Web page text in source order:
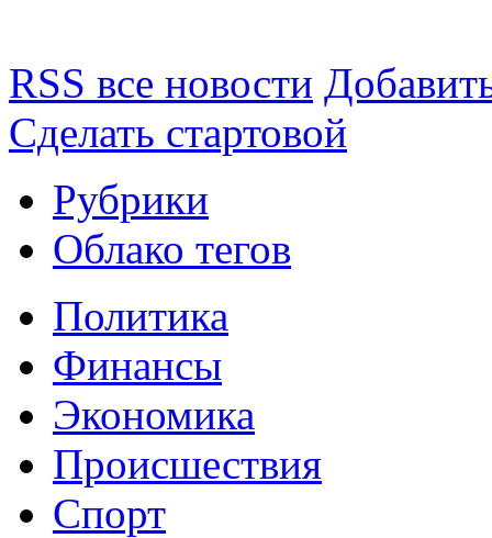
RSS все новости
Сделать стартовой
Рубрики
Облако тегов
Политика
Финансы
Экономика
Происшествия
Спорт